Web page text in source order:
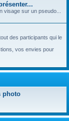
visage sur un pseudo...
des participants qui le
vos envies pour
photo